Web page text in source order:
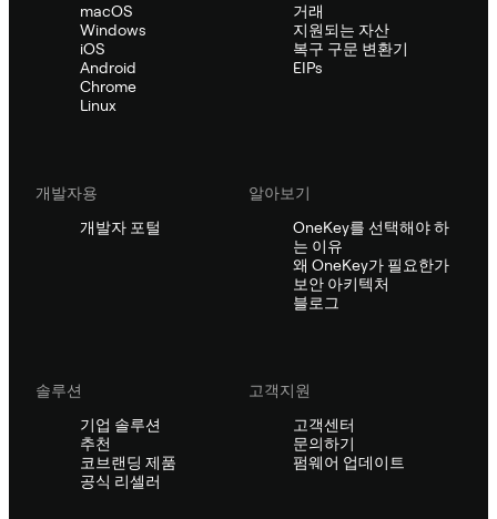
macOS
Windows
iOS
Android
Chrome
Linux
거래
지원되는 자산
복구 구문 변환기
EIPs
개발자용
개발자 포털
알아보기
OneKey를 선택해야 하
는 이유
왜 OneKey가 필요한가
보안 아키텍처
블로그
솔루션
기업 솔루션
추천
코브랜딩 제품
공식 리셀러
고객지원
고객센터
문의하기
펌웨어 업데이트